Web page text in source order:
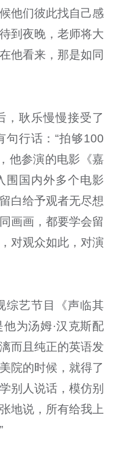
他们彼此找自己感
到夜晚，老师将大
他看来，那是如同
，耿乐慢慢接受了
句行话：“拍够100
他参演的电影《嘉
围国内外多个电影
白给予观者无尽想
画画，都要学会留
对观众如此，对演
综艺节目《声临其
为汤姆·汉克斯配
而且纯正的英语发
院的时候，就得了
别人说话，模仿别
地说，所有给我上